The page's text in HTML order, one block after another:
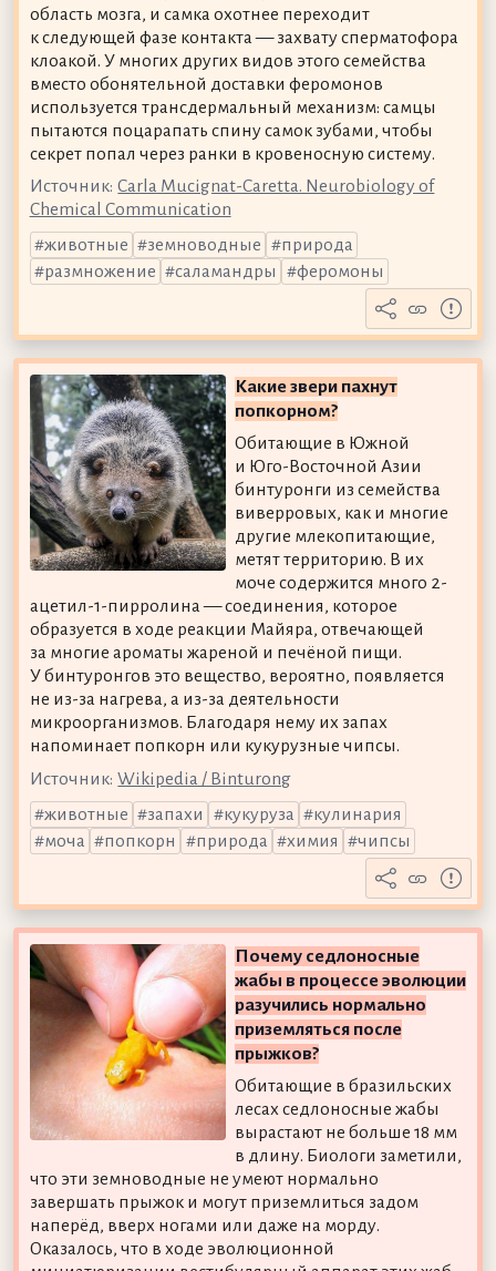
область мозга, и самка охотнее переходит
к следующей фазе контакта — захвату сперматофора
клоакой. У многих других видов этого семейства
вместо обонятельной доставки феромонов
используется трансдермальный механизм: самцы
пытаются поцарапать спину самок зубами, чтобы
секрет попал через ранки в кровеносную систему.
Источник: Carla Mucignat-Caretta. Neurobiology of
Chemical Communication
животные
земноводные
природа
размножение
саламандры феромоны
Какие звери пахнут
попкорном?
Обитающие в Южной
и Юго-Восточной Азии
бинтуронги из семейства
виверровых, как и многие
другие млекопитающие,
метят территорию. В их
моче содержится много 2-
ацетил-1-пирролина — соединения, которое
образуется в ходе реакции Майяра, отвечающей
за многие ароматы жареной и печёной пищи.
У бинтуронгов это вещество, вероятно, появляется
не из-за нагрева, а из-за деятельности
микроорганизмов. Благодаря нему их запах
напоминает попкорн или кукурузные чипсы.
Источник: Wikipedia / Binturong
животные
запахи кукуруза
кулинария
моча
попкорн природа химия чипсы
Почему седлоносные
жабы в процессе эволюции
разучились нормально
приземляться после
прыжков?
Обитающие в бразильских
лесах седлоносные жабы
вырастают не больше 18 мм
в длину. Биологи заметили,
что эти земноводные не умеют нормально
завершать прыжок и могут приземлиться задом
наперёд, вверх ногами или даже на морду.
Оказалось, что в ходе эволюционной